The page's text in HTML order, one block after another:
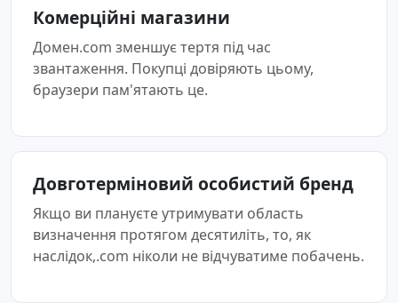
Комерційні магазини
Домен.com зменшує тертя під час
звантаження. Покупці довіряють цьому,
браузери пам'ятають це.
Довготерміновий особистий бренд
Якщо ви плануєте утримувати область
визначення протягом десятиліть, то, як
наслідок,.com ніколи не відчуватиме побачень.